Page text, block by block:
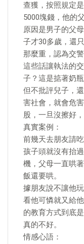
查獲，按照規定
5000塊錢，他的
原因是男子的父
子才30多歲，還
那麼重，認為交
這些話讓執法的
子？這是掂著奶
但不批評兒子，
害社會，就會危
股，一旦沒擦好
真實案例：
前幾天去朋友請
孩子頭就沒有抬
機，父母一直哄
飯還要哄。
據朋友說不讓他
看他可憐就又給
的教育方式到底
真的不好。
情感心語：